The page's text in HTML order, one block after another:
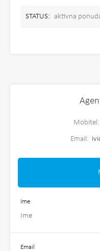
STATUS: aktivna
Mobitel:
Email:
Ime
Email